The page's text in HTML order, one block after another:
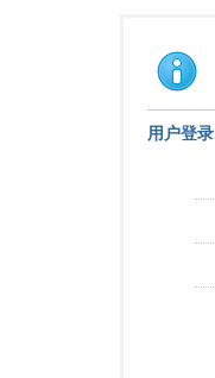
用户登录